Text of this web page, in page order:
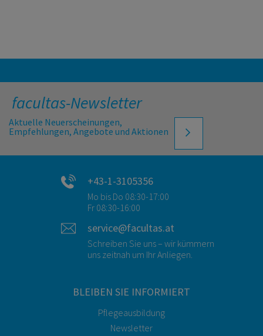
facultas-Newsletter
Aktuelle Neuerscheinungen,
Empfehlungen, Angebote und Aktionen
+43-1-3105356
Mo bis Do 08:30-17:00
Fr 08:30-16:00
service@facultas.at
Schreiben Sie uns – wir kümmern
uns zeitnah um Ihr Anliegen.
BLEIBEN SIE INFORMIERT
Pflegeausbildung
Newsletter